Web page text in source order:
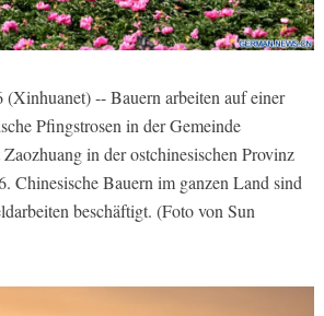
-- Bauern arbeiten auf einer
Pfingstrosen in der Gemeinde
in der ostchinesischen Provinz
Chinesische Bauern im ganzen Land sind
beschäftigt. (Foto von Sun